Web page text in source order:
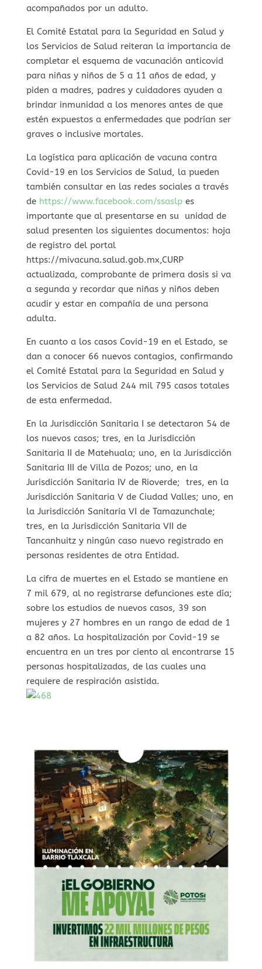
acompañados por un adulto.
El Comité Estatal para la Seguridad en Salud y
los Servicios de Salud reiteran la importancia de
completar el esquema de vacunación anticovid
para niñas y niños de 5 a 11 años de edad, y
piden a madres, padres y cuidadores ayuden a
brindar inmunidad a los menores antes de que
estén expuestos a enfermedades que podrían ser
graves o inclusive mortales.
La logística para aplicación de vacuna contra
Covid-19 en los Servicios de Salud, la pueden
también consultar en las redes sociales a través
de https://www.facebook.com/ssaslpes
importante que al presentarse en su unidad de
salud presenten los siguientes documentos: hoja
de registro del portal
https://mivacuna.salud.gob.mx,CURP
actualizada, comprobante de primera dosis si va
a segunda y recordar que niñas y niños deben
acudir y estar en compañía de una persona
adulta.
En cuanto a los casos Covid-19 en el Estado, se
dan a conocer 66 nuevos contagios, confirmando
el Comité Estatal para la Seguridad en Salud y
los Servicios de Salud 244 mil 795 casos totales
de esta enfermedad.
En la Jurisdicción Sanitaria I se detectaron 54 de
los nuevos casos; tres, en la Jurisdicción
Sanitaria II de Matehuala; uno, en la Jurisdicción
Sanitaria III de Villa de Pozos; uno, en la
Jurisdicción Sanitaria IV de Rioverde; tres, en la
Jurisdicción Sanitaria V de Ciudad Valles; uno, en
la Jurisdicción Sanitaria VI de Tamazunchale;
tres, en la Jurisdicción Sanitaria VII de
Tancanhuitz y ningún caso nuevo registrado en
personas residentes de otra Entidad.
La cifra de muertes en el Estado se mantiene en
7 mil 679, al no registrarse defunciones este día;
sobre los estudios de nuevos casos, 39 son
mujeres y 27 hombres en un rango de edad de 1
a 82 años. La hospitalización por Covid-19 se
encuentra en un tres por ciento al encontrarse 15
personas hospitalizadas, de las cuales una
requiere de respiración asistida.